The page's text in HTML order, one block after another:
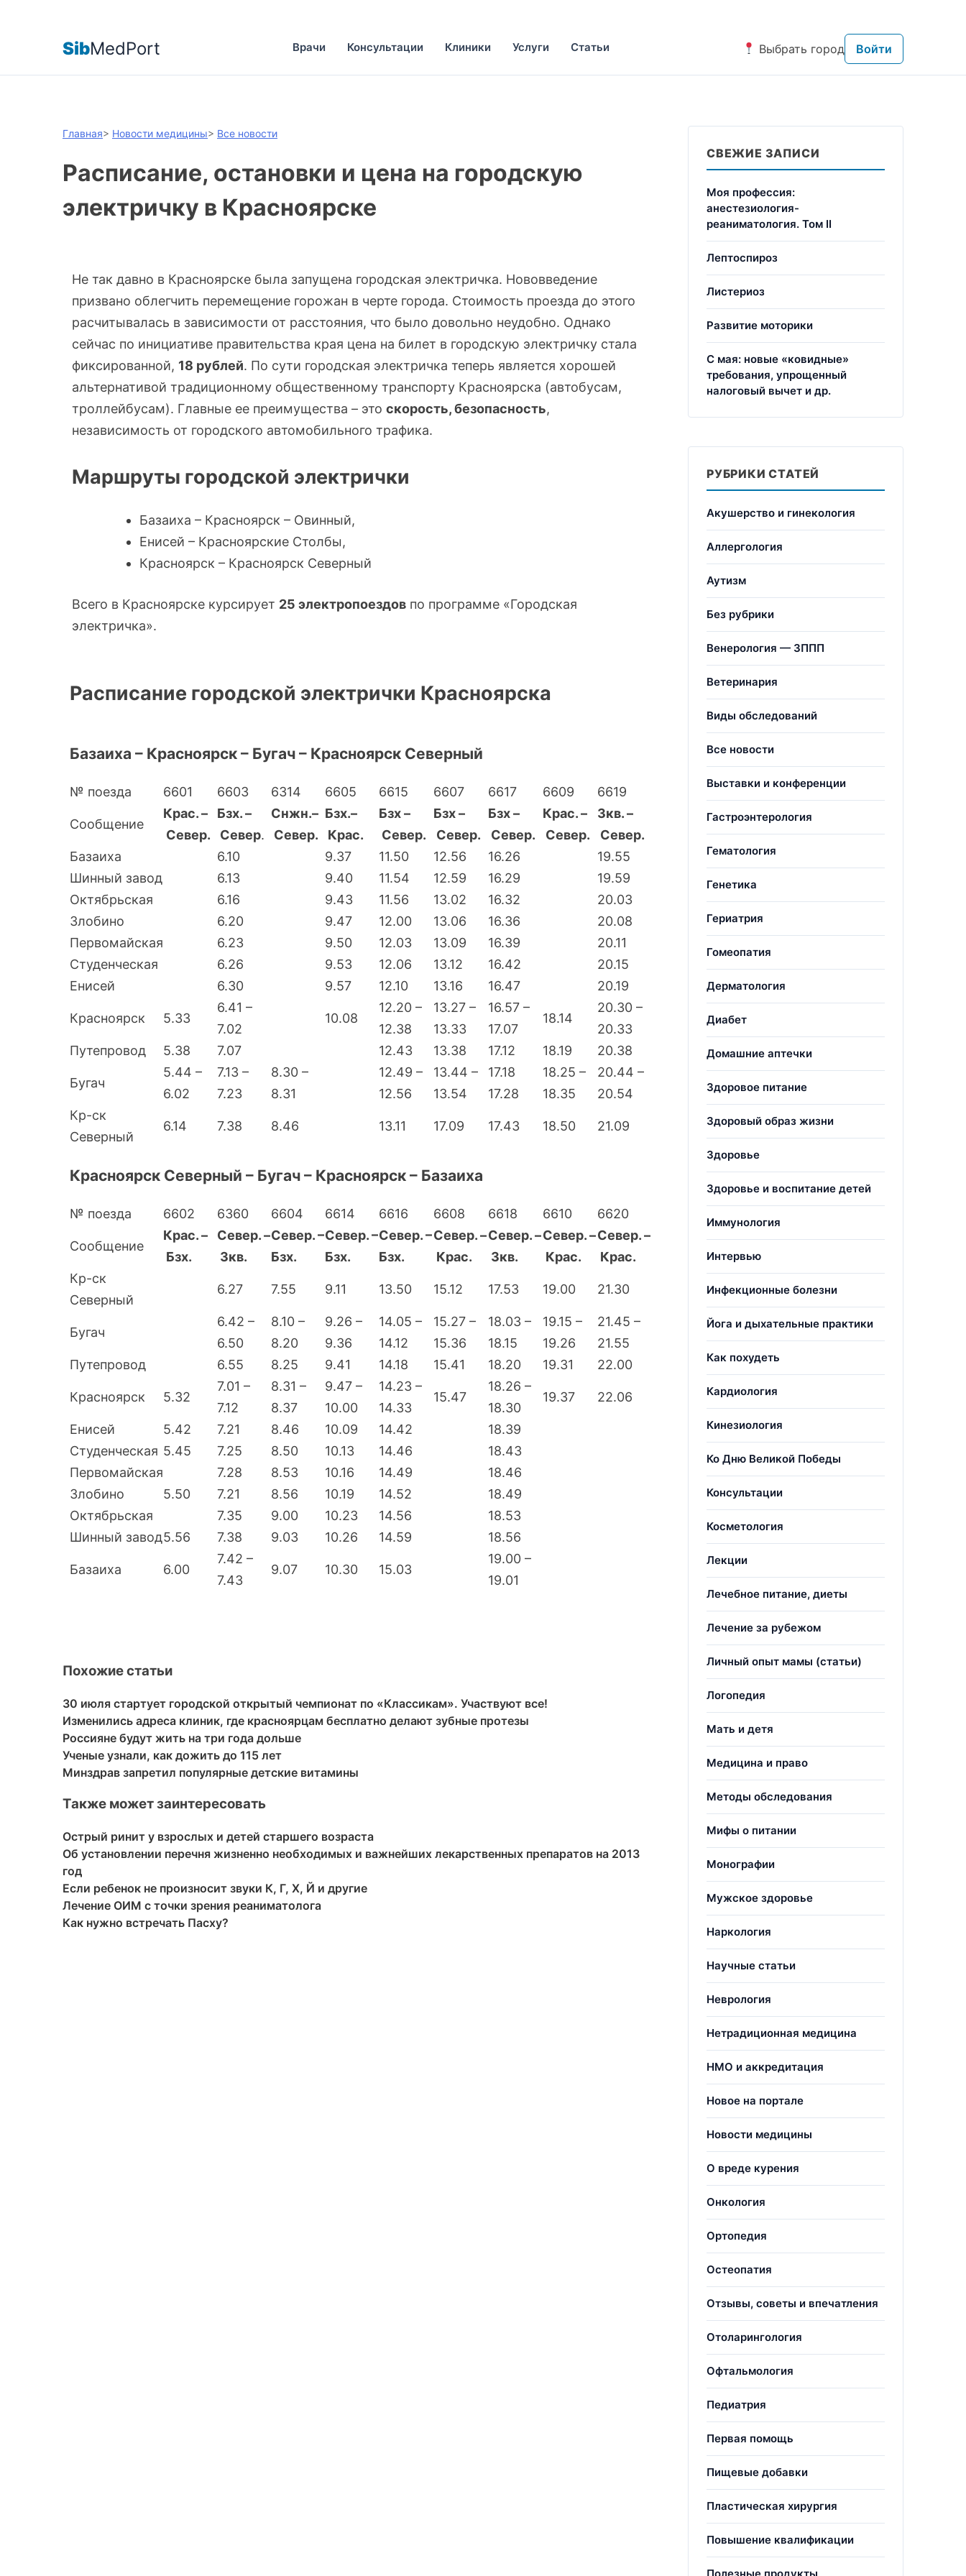
SibMedPort Врачи Консультации Клиники Услуги Статьи Выбрать город Войти
Главная> Новости медицины> Все новости
Расписание, остановки и цена на городскую
электричку в Красноярске
Не так давно в Красноярске была запущена городская электричка. Нововведение
призвано облегчить перемещение горожан в черте города. Стоимость проезда до этого
расчитывалась в зависимости от расстояния, что было довольно неудобно. Однако
сейчас по инициативе правительства края цена на билет в городскую электричку стала
фиксированной, 18 рублей. По сути городская электричка теперь является хорошей
альтернативой традиционному общественному транспорту Красноярска (автобусам,
троллейбусам). Главные ее преимущества – это скорость, безопасность,
независимость от городского автомобильного трафика.
Маршруты городской электрички
Базаиха – Красноярск – Овинный,
Енисей – Красноярские Столбы,
Красноярск – Красноярск Северный
Всего в Красноярске курсирует 25 электропоездов по программе «Городская
электричка».
Расписание городской электрички Красноярска
Базаиха – Красноярск – Бугач – Красноярск Северный
№ поезда 6601 6603 6314 6605 6615 6607 6617 6609 6619
Сообщение
Крас. –
Север.
Бзх. –
Север.
Снжн.–
Север.
Бзх.–
Крас.
Бзх –
Север.
Бзх –
Север.
Бзх –
Север.
Крас. –
Север.
Зкв. –
Север.
Базаиха
6.10 9.37 11.50 12.56 16.26
19.55
Шинный завод
6.13 9.40 11.54 12.59 16.29
19.59
Октябрьская
6.16 9.43 11.56 13.02 16.32
20.03
Злобино
6.20 9.47 12.00 13.06 16.36
20.08
Первомайская
6.23 9.50 12.03 13.09 16.39
20.11
Студенческая
6.26 9.53 12.06 13.12 16.42
20.15
Енисей
6.30 9.57 12.10 13.16 16.47 20.19
Красноярск 5.33
6.41 –
7.02
10.08
12.20 –
12.38
13.27 –
13.33
16.57 –
17.07
18.14
20.30 –
20.33
Путепровод
5.38 7.07 12.43 13.38 17.12 18.19 20.38
Бугач
5.44 –
6.02
7.13 –
7.23
8.30 –
8.31
12.49 –
12.56
13.44 –
13.54
17.18
17.28
18.25 –
18.35
20.44 –
20.54
Кр-ск
Северный
6.14 7.38 8.46 13.11 17.09 17.43 18.50 21.09
Красноярск Северный – Бугач – Красноярск – Базаиха
№ поезда 6602 6360 6604 6614 6616 6608 6618 6610 6620
Сообщение
Крас. –
Бзх.
Север. –
Зкв.
Север. –
Бзх.
Север. –
Бзх.
Север. –
Бзх.
Север. –
Крас.
Север. –
Зкв.
Север. –
Крас.
Север. –
Крас.
Кр-ск
Северный
6.27 7.55 9.11 13.50 15.12 17.53 19.00 21.30
Бугач
6.42 –
6.50
8.10 –
8.20
9.26 –
9.36
14.05 –
14.12
15.27 –
15.36
18.03 –
18.15
19.15 –
19.26
21.45 –
21.55
Путепровод
6.55 8.25 9.41 14.18 15.41 18.20 19.31 22.00
Красноярск 5.32
7.01 –
7.12
8.31 –
8.37
9.47 –
10.00
14.23 –
14.33
15.47
18.26 –
18.30
19.37 22.06
Енисей 5.42 7.21 8.46 10.09 14.42
18.39
Студенческая 5.45 7.25 8.50 10.13 14.46
18.43
Первомайская
7.28 8.53 10.16 14.49
18.46
Злобино
5.50 7.21 8.56 10.19 14.52
18.49
Октябрьская
7.35 9.00 10.23 14.56
18.53
Шинный завод5.56 7.38 9.03 10.26 14.59 18.56
Базаиха 6.00
7.42 –
7.43
9.07 10.30 15.03
19.00 –
19.01
Похожие статьи
30 июля стартует городской открытый чемпионат по «Классикам». Участвуют все!
Изменились адреса клиник, где красноярцам бесплатно делают зубные протезы
Россияне будут жить на три года дольше
Ученые узнали, как дожить до 115 лет
Минздрав запретил популярные детские витамины
Также может заинтересовать
Острый ринит у взрослых и детей старшего возраста
Об установлении перечня жизненно необходимых и важнейших лекарственных препаратов на 2013
год
Если ребенок не произносит звуки К, Г, Х, Й и другие
Лечение ОИМ с точки зрения реаниматолога
Как нужно встречать Пасху?
СВЕЖИЕ ЗАПИСИ
Моя профессия:
анестезиология-
реаниматология. Том II
Лептоспироз
Листериоз
Развитие моторики
С мая: новые «ковидные»
требования, упрощенный
налоговый вычет и др.
РУБРИКИ СТАТЕЙ
Акушерство и гинекология
Аллергология
Аутизм
Без рубрики
Венерология — ЗППП
Ветеринария
Виды обследований
Все новости
Выставки и конференции
Гастроэнтерология
Гематология
Генетика
Гериатрия
Гомеопатия
Дерматология
Диабет
Домашние аптечки
Здоровое питание
Здоровый образ жизни
Здоровье
Здоровье и воспитание детей
Иммунология
Интервью
Инфекционные болезни
Йога и дыхательные практики
Как похудеть
Кардиология
Кинезиология
Ко Дню Великой Победы
Консультации
Косметология
Лекции
Лечебное питание, диеты
Лечение за рубежом
Личный опыт мамы (статьи)
Логопедия
Мать и детя
Медицина и право
Методы обследования
Мифы о питании
Монографии
Мужское здоровье
Наркология
Научные статьи
Неврология
Нетрадиционная медицина
НМО и аккредитация
Новое на портале
Новости медицины
О вреде курения
Онкология
Ортопедия
Остеопатия
Отзывы, советы и впечатления
Отоларингология
Офтальмология
Педиатрия
Первая помощь
Пищевые добавки
Пластическая хирургия
Повышение квалификации